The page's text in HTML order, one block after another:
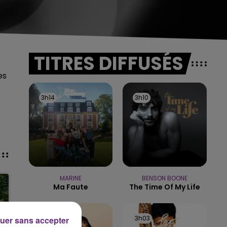
TITRES DIFFUSÉS
3h14
3h14
MARINE
Ma Faute
3h10
3h10
BENSON BOONE
The Time Of My Life
3h07
3h07 3h03
3h03
sans accepter